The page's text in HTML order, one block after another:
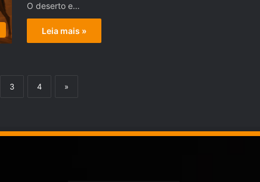
O deserto e…
Leia mais »
3 4 »